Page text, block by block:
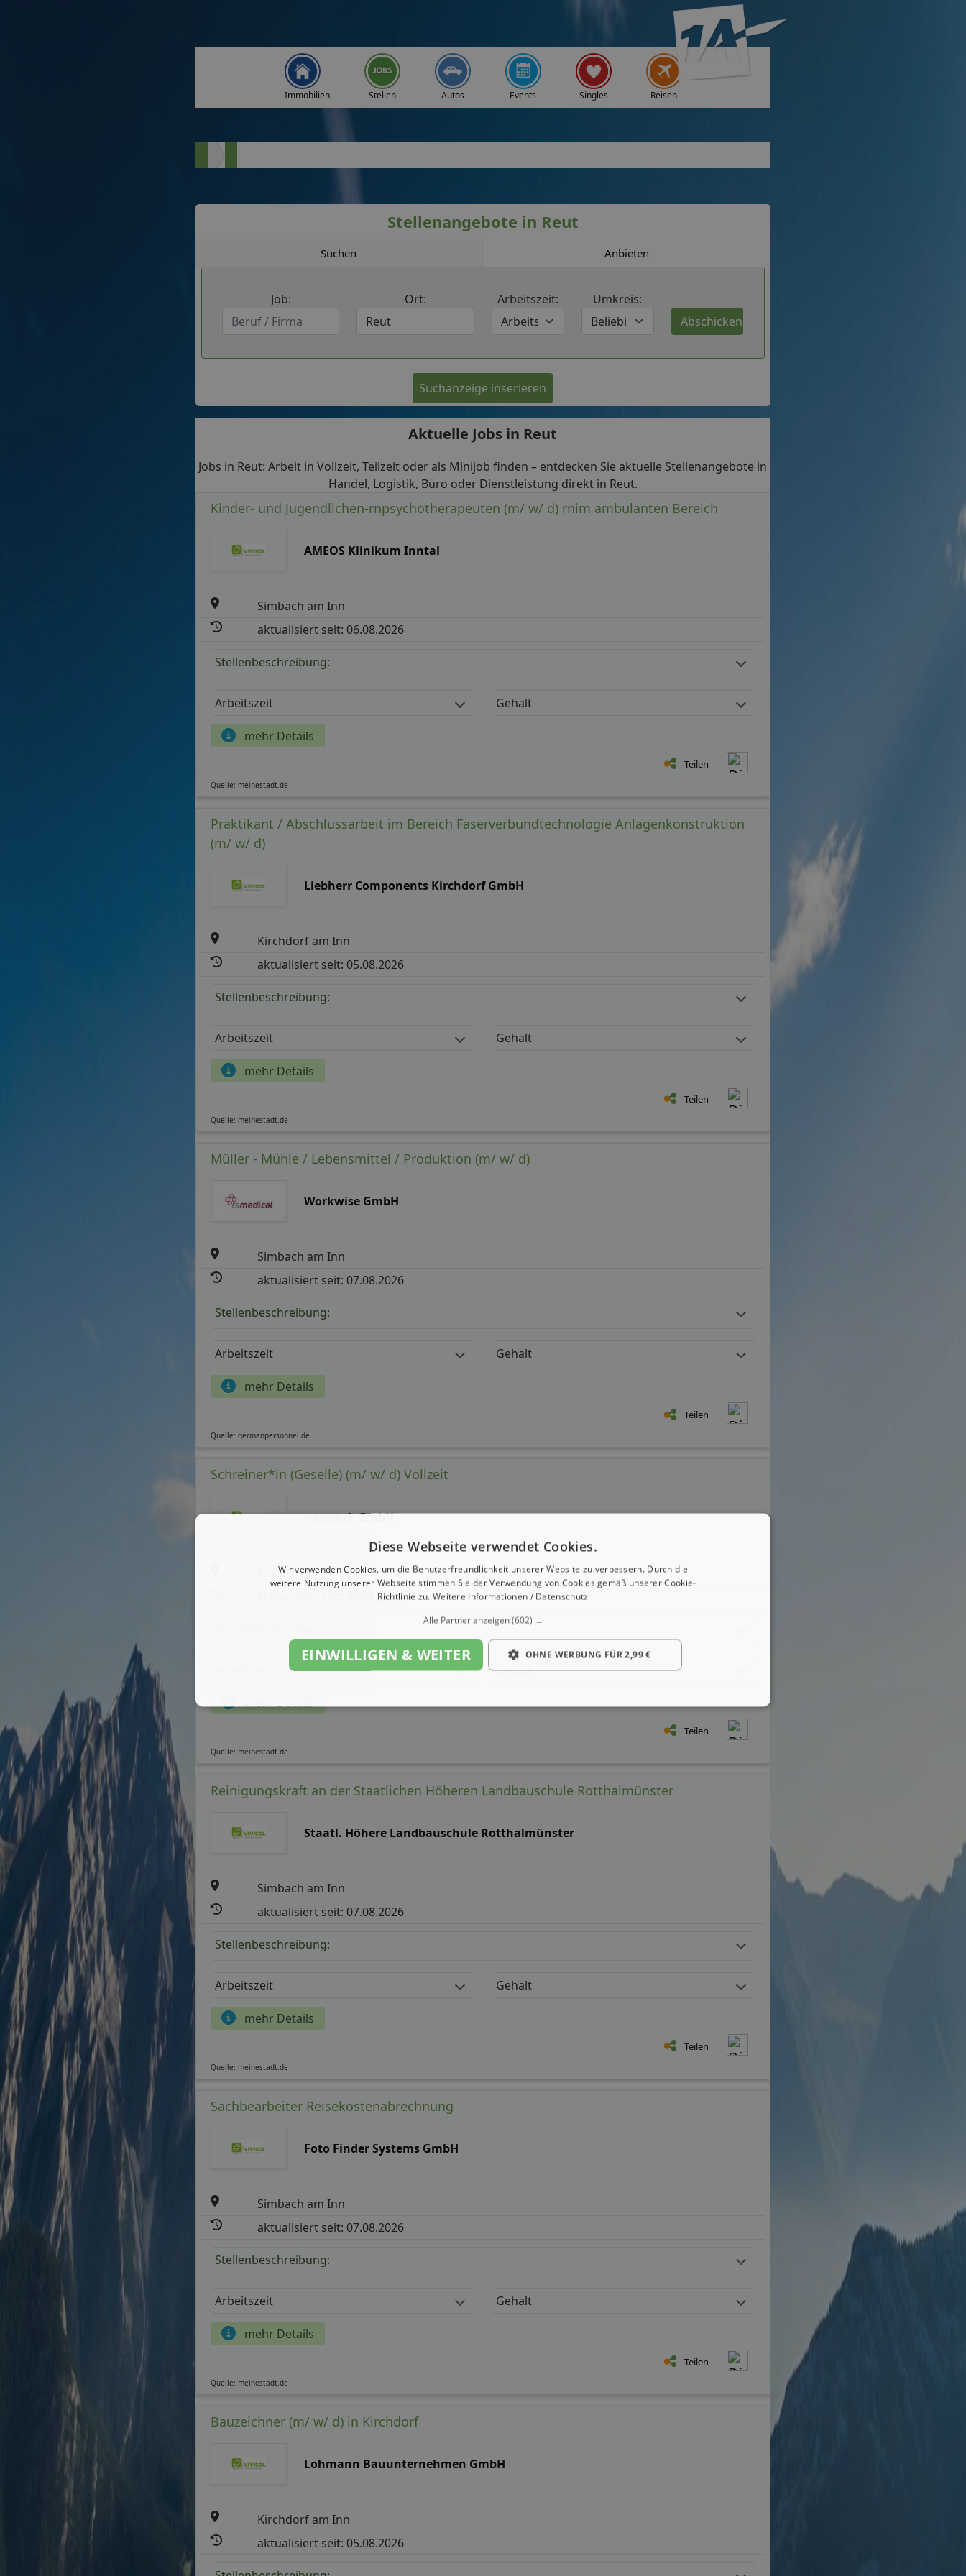
Immobilien Stellen Autos Events Singles Reisen
Stellenangebote in Reut
Suchen Anbieten
Job: Ort: Arbeitszeit: Umkreis:
Suchanzeige inserieren
Aktuelle Jobs in Reut
Jobs in Reut: Arbeit in Vollzeit, Teilzeit oder als Minijob finden – entdecken Sie aktuelle Stellenangebote in
Handel, Logistik, Büro oder Dienstleistung direkt in Reut.
Kinder- und Jugendlichen-rnpsychotherapeuten (m/ w/ d) rnim ambulanten Bereich
AMEOS Klinikum Inntal
Simbach am Inn
aktualisiert seit: 06.08.2026
Stellenbeschreibung:
Arbeitszeit Gehalt
mehr Details
Teilen
Quelle: meinestadt.de
Praktikant / Abschlussarbeit im Bereich Faserverbundtechnologie Anlagenkonstruktion
(m/ w/ d)
Liebherr Components Kirchdorf GmbH
Kirchdorf am Inn
aktualisiert seit: 05.08.2026
Stellenbeschreibung:
Arbeitszeit Gehalt
mehr Details
Teilen
Quelle: meinestadt.de
Müller - Mühle / Lebensmittel / Produktion (m/ w/ d)
Workwise GmbH
Simbach am Inn
aktualisiert seit: 07.08.2026
Stellenbeschreibung:
Arbeitszeit Gehalt
mehr Details
Teilen
Quelle: germanpersonnel.de
Schreiner*in (Geselle) (m/ w/ d) Vollzeit
neowork GmbH
Triftern
aktualisiert seit: 06.08.2026
Gehalt
mehr Details
Teilen
Quelle: meinestadt.de
Reinigungskraft an der Staatlichen Höheren Landbauschule Rotthalmünster
Staatl. Höhere Landbauschule Rotthalmünster
Simbach am Inn
aktualisiert seit: 07.08.2026
Stellenbeschreibung:
Arbeitszeit Gehalt
mehr Details
Teilen
Quelle: meinestadt.de
Sachbearbeiter Reisekostenabrechnung
Foto Finder Systems GmbH
Simbach am Inn
aktualisiert seit: 07.08.2026
Stellenbeschreibung:
Arbeitszeit Gehalt
mehr Details
Teilen
Quelle: meinestadt.de
Bauzeichner (m/ w/ d) in Kirchdorf
Lohmann Bauunternehmen GmbH
Kirchdorf am Inn
aktualisiert seit: 05.08.2026
Diese Webseite verwendet Cookies.
Wir verwenden Cookies, um die Benutzerfreundlichkeit unserer Website zu verbessern. Durch die
weitere Nutzung unserer Webseite stimmen Sie der Verwendung von Cookies gemäß unserer Cookie-
Richtlinie zu. Weitere Informationen / Datenschutz
Alle Partner anzeigen(602) →
EINWILLIGEN & WEITER OHNE WERBUNG FÜR 2,99 €